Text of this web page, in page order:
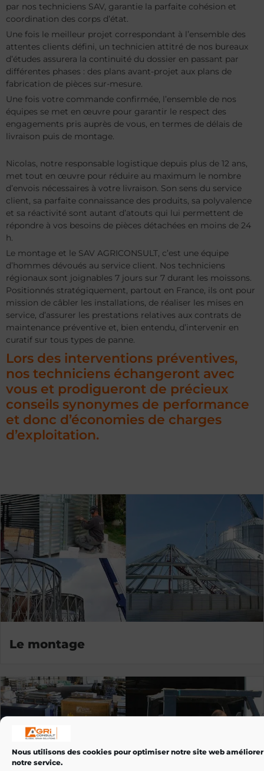
Nous utilisons des cookies pour optimiser notre site web améliorer
notre service.
par nos techniciens SAV, garantie la parfaite cohésion et
coordination des corps d’état.
Une fois le meilleur projet correspondant à l’ensemble des
attentes clients défini, un technicien attitré de nos bureaux
d’études assurera la continuité du dossier en passant par
différentes phases : des plans avant-projet aux plans de
fabrication de pièces sur-mesure.
Une fois votre commande confirmée, l’ensemble de nos
équipes se met en œuvre pour garantir le respect des
engagements pris auprès de vous, en termes de délais de
livraison puis de montage.
Nicolas, notre responsable logistique depuis plus de 12 ans,
met tout en œuvre pour réduire au maximum le nombre
d’envois nécessaires à votre livraison. Son sens du service
client, sa parfaite connaissance des produits, sa polyvalence
et sa réactivité sont autant d’atouts qui lui permettent de
répondre à vos besoins de pièces détachées en moins de 24
h.
Le montage et le SAV AGRICONSULT, c’est une équipe
d’hommes dévoués au service client. Nos techniciens
régionaux sont joignables 7 jours sur 7 durant les moissons.
Positionnés stratégiquement, partout en France, ils ont pour
mission de câbler les installations, de réaliser les mises en
service, d’assurer les prestations relatives aux contrats de
maintenance préventive et, bien entendu, d’intervenir en
curatif sur tous types de panne.
Lors des interventions préventives,
nos techniciens échangeront avec
vous et prodigueront de précieux
conseils synonymes de performance
et donc d’économies de charges
d’exploitation.
Le montage